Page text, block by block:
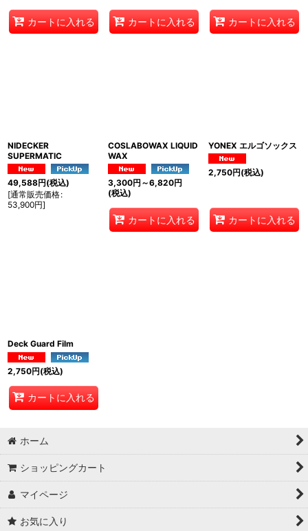
カートに入れる カートに入れる カートに入れる
NIDECKER
SUPERMATIC
49,588円(税込)
[通常販売価格:
53,900円]
COSLABOWAX LIQUID
WAX
3,300円 ～6,820円
(税込)
カートに入れる
YONEX エルゴソックス
2,750円(税込)
カートに入れる
Deck Guard Film
2,750円(税込)
カートに入れる
ホーム
ショッピングカート
マイページ
お気に入り